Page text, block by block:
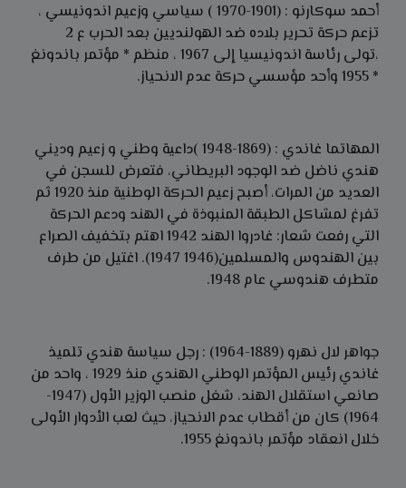
أحمد سوكارنو : (1901-1970 ) سياسي وزعيم اندونيسي ،
تزعم حركة تحرير بلاده ضد الهولنديين بعد الحرب ع 2
،تولى رئاسة اندونيسيا إلى 1967 ، منظم * مؤتمر باندونغ
* 1955 وأحد مؤسسي حركة عدم الانحياز.
المهاتما غاندي : (1869-1948 )داعية وطني و زعيم وديني
هندي ناضل ضد الوجود البريطاني، فتعرض للسجن في
العديد من المرات، أصبح زعيم الحركة الوطنية منذ 1920 ثم
تفرغ لمشاكل الطبقة المنبوذة في الهند ودعم الحركة
التي رفعت شعار: غادروا الهند 1942 اهتم بتخفيف الصراع
بين الهندوس والمسلمين(1946 1947). اغتيل من طرف
متطرف هندوسي عام 1948.
جواهر لال نهرو (1889-1964) : رجل سياسة هندي تلميذ
غاندي رئيس المؤتمر الوطني الهندي منذ 1929 ، واحد من
صانعي استقلال الهند، شغل منصب الوزير الأول (1947-
1964) كان من أقطاب عدم الانحياز، حيث لعب الأدوار الأولى
خلال انعقاد مؤتمر باندونغ 1955.